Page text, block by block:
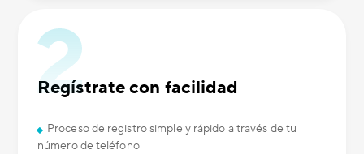
Regístrate con facilidad
Proceso de registro simple y rápido a través de tu
número de teléfono